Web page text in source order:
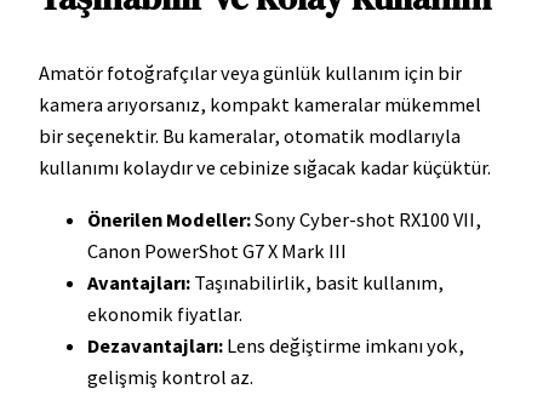
Amatör fotoğrafçılar veya günlük kullanım için bir
kamera arıyorsanız, kompakt kameralar mükemmel
bir seçenektir. Bu kameralar, otomatik modlarıyla
kullanımı kolaydır ve cebinize sığacak kadar küçüktür.
Önerilen Modeller:Sony Cyber-shot RX100 VII,
Canon PowerShot G7 X Mark III
Avantajları: Taşınabilirlik, basit kullanım,
ekonomik fiyatlar.
Dezavantajları: Lens değiştirme imkanı yok,
gelişmiş kontrol az.